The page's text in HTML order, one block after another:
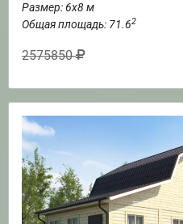
Размер: 6х8 м
Общая площадь: 71.62
2575850